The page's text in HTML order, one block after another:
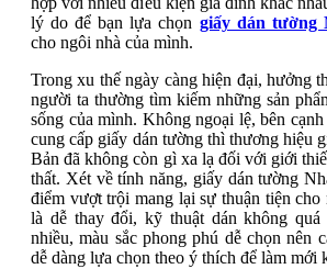
lý do để bạn lựa chọn giấy dán tường
cho ngôi nhà của mình.
Trong xu thế ngày càng hiện đại, hưởng
người ta thường tìm kiếm những sản
sống của mình. Không ngoại lệ, bên
cung cấp giấy dán tường thì thương hiệu
Bản đã không còn gì xa lạ đối với giới
thất. Xét về tính năng, giấy dán tường
điểm vượt trội mang lại sự thuận tiện
là dễ thay đổi, kỹ thuật dán không quá
nhiều, màu sắc phong phú dễ chọn nên
dễ dàng lựa chọn theo ý thích để làm mới